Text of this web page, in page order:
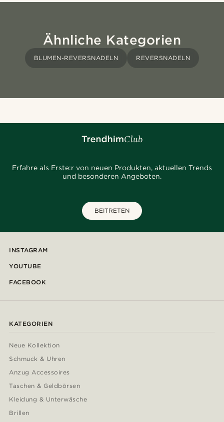
Ähnliche Kategorien
BLUMEN-REVERSNADELN REVERSNADELN
Erfahre als Erste:r von neuen Produkten, aktuellen Trends
und besonderen Angeboten.
BEITRETEN
INSTAGRAM
YOUTUBE
FACEBOOK
KATEGORIEN
Neue Kollektion
Schmuck & Uhren
Anzug Accessoires
Taschen & Geldbörsen
Kleidung & Unterwäsche
Brillen